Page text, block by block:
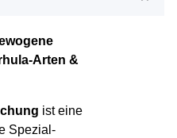
Arten &
ist eine
Spezial-